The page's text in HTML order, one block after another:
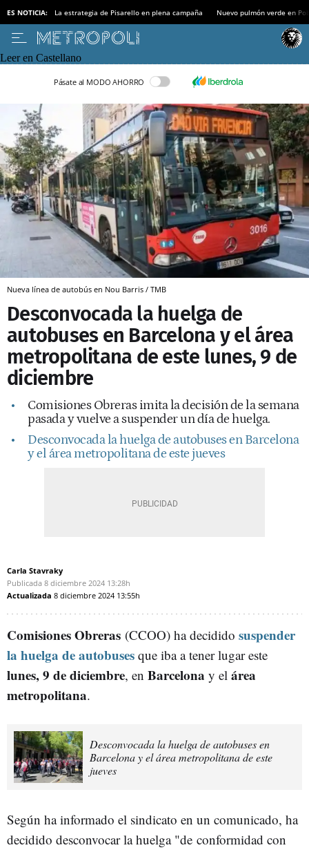
ES NOTICIA: La estrategia de Pisarello en plena campaña Nuevo pulmón verde en
Leer en Castellano
Pásate al MODO AHORRO
Nueva línea de autobús en Nou Barris / TMB
Desconvocada la huelga de
autobuses en Barcelona y el área
metropolitana de este lunes, 9 de
diciembre
Comisiones Obreras imita la decisión de la semana
pasada y vuelve a suspender un día de huelga.
Desconvocada la huelga de autobuses en Barcelona
y el área metropolitana de este jueves
Carla Stavraky
Publicada 8 diciembre 2024 13:28h
Actualizada 8 diciembre 2024 13:55h
Comisiones Obreras (CCOO) ha decidido suspender
la huelga de autobuses que iba a tener lugar este
lunes, 9 de diciembre, en Barcelona y el área
metropolitana.
Desconvocada la huelga de autobuses en
Barcelona y el área metropolitana de este
jueves
Según ha informado el sindicato en un comunicado, ha
decidido desconvocar la huelga "de conformidad con